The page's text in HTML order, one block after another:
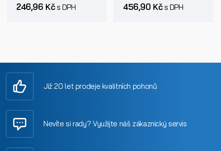
246,96 Kčs DPH 456,90 Kčs DPH
Již 20 let prodeje kvalitních pohonů
Nevíte si rady? Využijte náš zákaznický servis